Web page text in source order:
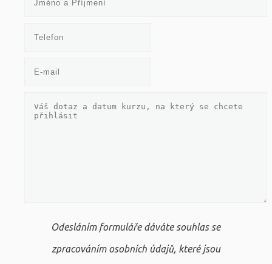
Odesláním formuláře dáváte souhlas se
zpracováním osobních údajů, které jsou